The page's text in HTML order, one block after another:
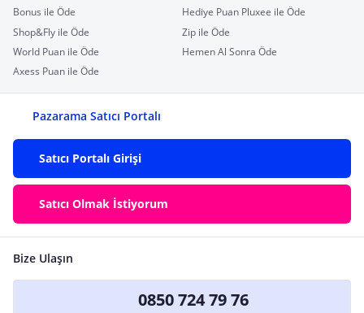
Bonus ile Öde
Hediye Puan Pluxee ile Öde
Shop&Fly ile Öde
Zip ile Öde
World Puan ile Öde
Hemen Al Sonra Öde
Axess Puan ile Öde
Pazarama Satıcı Portalı
Satıcı Portalı Girişi
Satıcı Olmak İstiyorum
Bize Ulaşın
0850 724 79 76